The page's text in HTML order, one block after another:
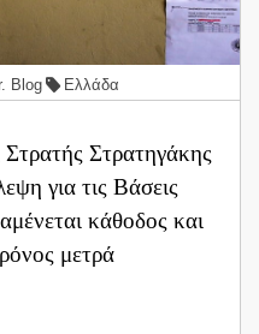
Blog Ελλάδα
Στρατηγάκης
για τις Βάσεις
κάθοδος και
μετρά